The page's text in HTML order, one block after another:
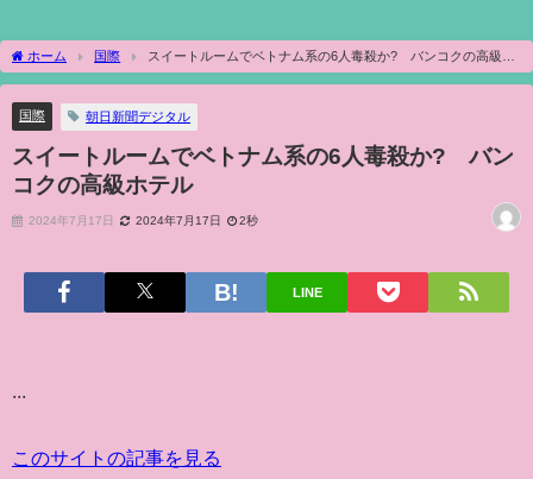
ホーム 国際
スイートルームでベトナム系の6人毒殺か? バンコクの高級ホ
テル
国際 朝日新聞デジタル
スイートルームでベトナム系の6人毒殺か? バン
コクの高級ホテル
2024年7月17日 2024年7月17日 2秒
LINE
このサイトの記事を見る